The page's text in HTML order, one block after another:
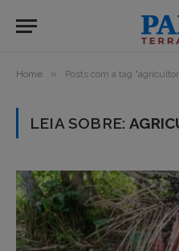
Home » Posts com a tag
LEIA SOBRE: